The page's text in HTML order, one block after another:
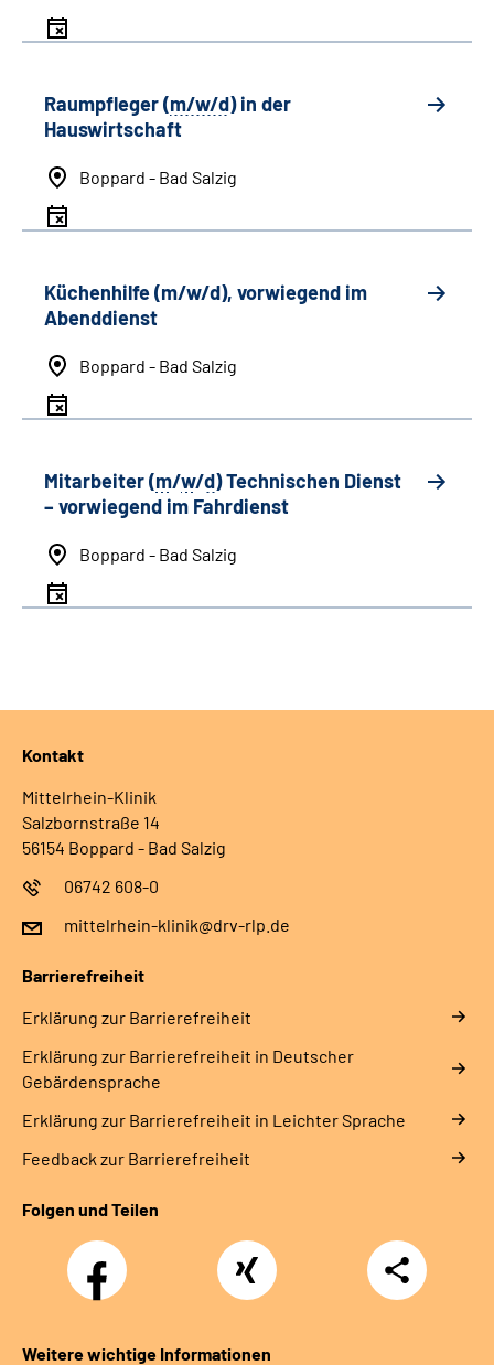
Raumpfleger (m/w/d) in der
Hauswirtschaft
Boppard - Bad Salzig
Küchenhilfe (m/w/d), vorwiegend im
Abenddienst
Boppard - Bad Salzig
Mitarbeiter (m/w/d) Technischen Dienst
– vorwiegend im Fahrdienst
Boppard - Bad Salzig
Kontakt
Mittelrhein-Klinik
Salzbornstraße 14
56154 Boppard - Bad Salzig
06742 608-0
mittelrhein-klinik@drv-rlp.de
Barrierefreiheit
Erklärung zur Barrierefreiheit
Erklärung zur Barrierefreiheit in Deutscher
Gebärdensprache
Erklärung zur Barrierefreiheit in Leichter Sprache
Feedback zur Barrierefreiheit
Folgen und Teilen
Facebook Xing
Teilen
Weitere wichtige Informationen